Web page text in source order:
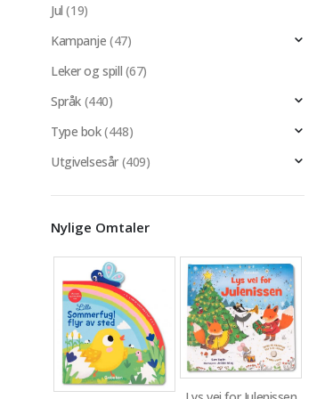
Jul (19)
Kampanje (47)
Leker og spill (67)
Språk (440)
Type bok(448)
Utgivelsesår (409)
Nylige Omtaler